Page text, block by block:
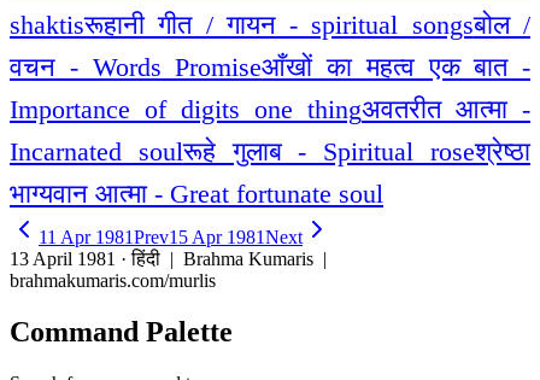
shaktisरूहानी गीत / गायन - spiritual songsबोल /
वचन - Words Promiseआँखों का महत्व एक बात -
Importance of digits one thingअवतरीत आत्मा -
Incarnated soulरूहे गुलाब - Spiritual roseश्रेष्ठा
भाग्यवान आत्मा - Great fortunate soul
11 Apr 1981Prev15 Apr 1981Next
13 April 1981 · हिंदी | Brahma Kumaris |
brahmakumaris.com/murlis
Command Palette